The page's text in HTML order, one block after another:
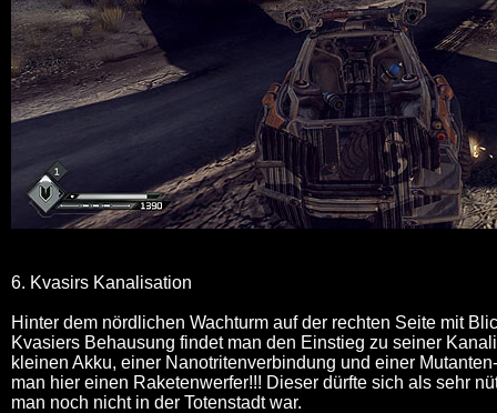
6. Kvasirs Kanalisation
Hinter dem nördlichen Wachturm auf der rechten Seite mit
Kvasiers Behausung findet man den Einstieg zu seiner
kleinen Akku, einer Nanotritenverbindung und einer
man hier einen Raketenwerfer!!! Dieser dürfte sich als sehr
man noch nicht in der Totenstadt war.